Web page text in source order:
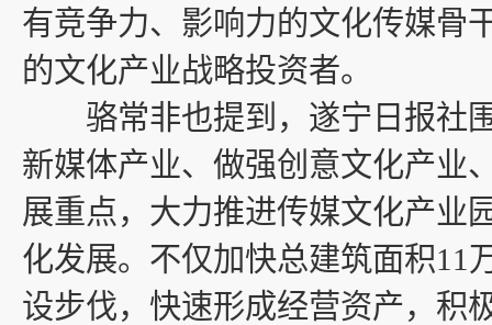
有竞争力、影响力的文化传媒骨
的文化产业战略投资者。
骆常非也提到，遂宁日报社围
新媒体产业、做强创意文化产业
展重点，大力推进传媒文化产业
化发展。不仅加快总建筑面积11
设步伐，快速形成经营资产，积